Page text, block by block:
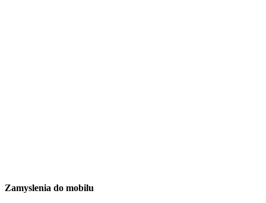
Zamyslenia do mobilu